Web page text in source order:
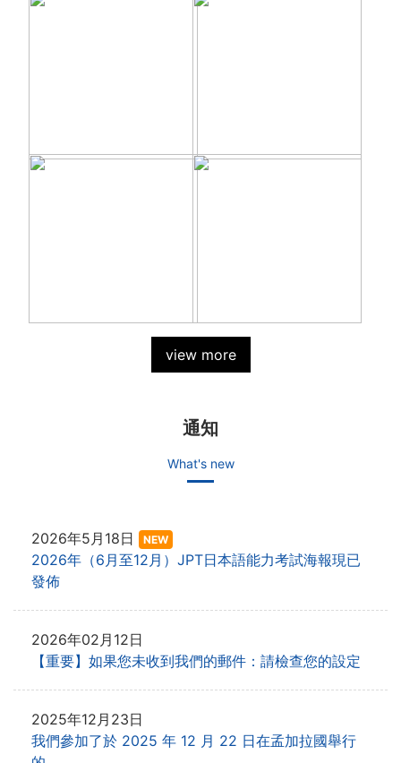
view more
通知
What's new
2026年5月18日 NEW
2026年（6月至12月）JPT日本語能力考試海報現已
發佈
2026年02月12日
【重要】如果您未收到我們的郵件：請檢查您的設定
2025年12月23日
我們參加了於 2025 年 12 月 22 日在孟加拉國舉行